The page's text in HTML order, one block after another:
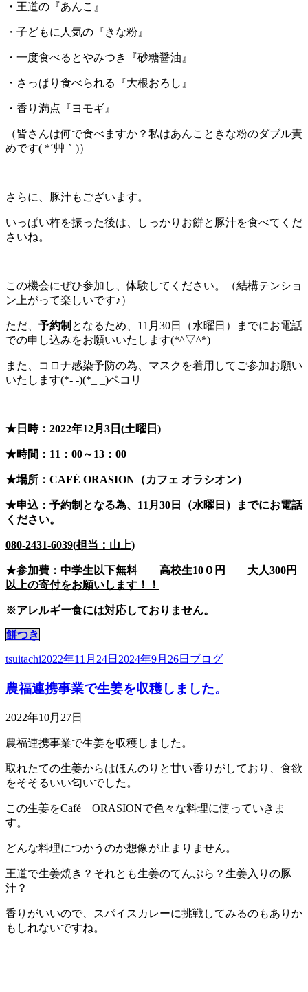
・王道の『あんこ』
・子どもに人気の『きな粉』
・一度食べるとやみつき『砂糖醤油』
・さっぱり食べられる『大根おろし』
・香り満点『ヨモギ』
（皆さんは何で食べますか？私はあんこときな粉のダブル責
めです( *´艸｀)）
さらに、豚汁もございます。
いっぱい杵を振った後は、しっかりお餅と豚汁を食べてくだ
さいね。
この機会にぜひ参加し、体験してください。（結構テンショ
ン上がって楽しいです♪）
ただ、 予約制 となるため、11月30日（水曜日）までにお電話
での申し込みをお願いいたします(*^▽^*)
また、コロナ感染予防の為、マスクを着用してご参加お願い
いたします(*- -)(*_ _)ペコリ
★日時：2022年12月3日(土曜日)
★時間：11：00～13：00
★場所：CAFÉ ORASION（カフェ オラシオン）
★申込：予約制となる為、11月30日（水曜日）までにお電話
ください。
080-2431-6039(担当：山上)
★参加費：中学生以下無料 高校生10０円 大人300円
以上の寄付をお願いします！！
※アレルギー食には対応しておりません。
餅つき
投
者
tsuitachi投
日:
2022年11月24日 2024年9月26日 カ
ゴ
ブログ
農福連携事業で生姜を収穫しました。
2022年10月27日
農福連携事業で生姜を収穫しました。
取れたての生姜からはほんのりと甘い香りがしており、食欲
をそそるいい匂いでした。
この生姜をCafé ORASIONで色々な料理に使っていきま
す。
どんな料理につかうのか想像が止まりません。
王道で生姜焼き？それとも生姜のてんぷら？生姜入りの豚
汁？
香りがいいので、スパイスカレーに挑戦してみるのもありか
もしれないですね。